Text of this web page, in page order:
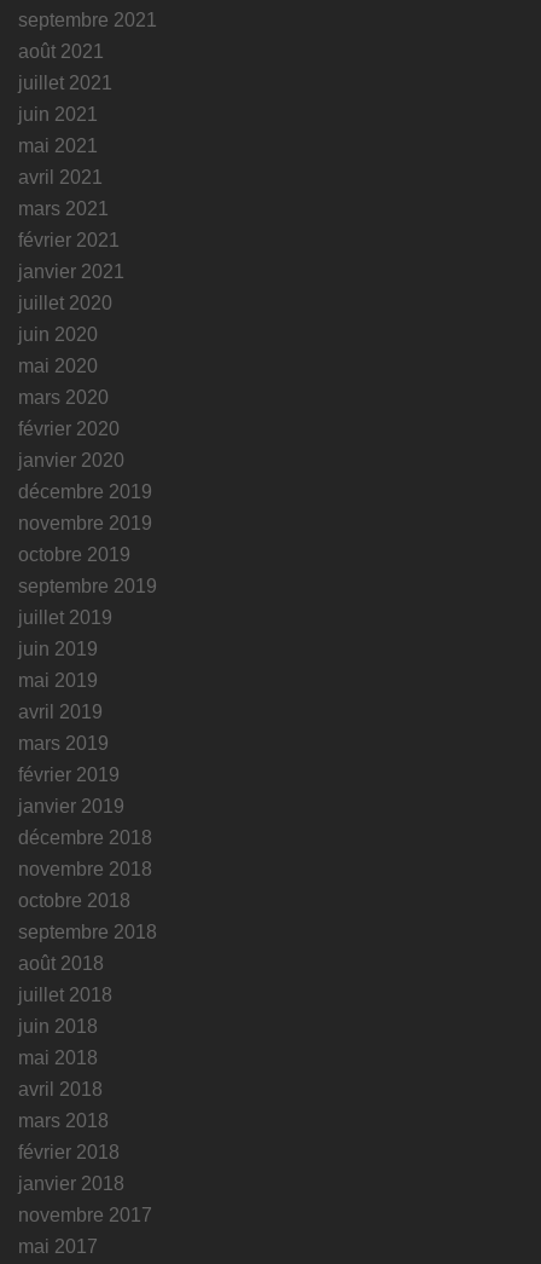
septembre 2021
août 2021
juillet 2021
juin 2021
mai 2021
avril 2021
mars 2021
février 2021
janvier 2021
juillet 2020
juin 2020
mai 2020
mars 2020
février 2020
janvier 2020
décembre 2019
novembre 2019
octobre 2019
septembre 2019
juillet 2019
juin 2019
mai 2019
avril 2019
mars 2019
février 2019
janvier 2019
décembre 2018
novembre 2018
octobre 2018
septembre 2018
août 2018
juillet 2018
juin 2018
mai 2018
avril 2018
mars 2018
février 2018
janvier 2018
novembre 2017
mai 2017